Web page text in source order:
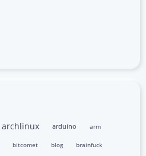
archlinux arduino arm
bitcomet blog brainfuck